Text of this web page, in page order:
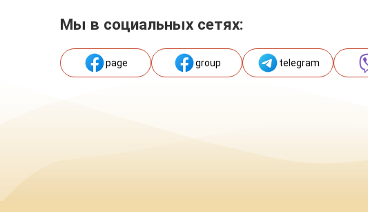
Мы в социальных сетях:
page group telegram